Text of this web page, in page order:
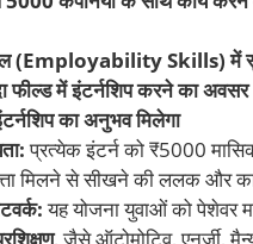
(Employability Skills) में
फील्ड में इंटर्नशिप करने का अवसर
का अनुभव मिलेगा
प्रत्येक इंटर्न को ₹5000 मासिक
मिलने से सीखने की ललक और
यह योजना युवाओं को पेशेवर
, जैसे ऑटोमोटिव, एनर्जी,